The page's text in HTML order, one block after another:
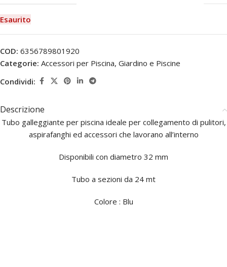
Esaurito
COD: 6356789801920
Categorie: Accessori per Piscina, Giardino e Piscine
Condividi:
Descrizione
Tubo galleggiante per piscina ideale per collegamento di pulitori,
aspirafanghi ed accessori che lavorano all’interno
Disponibili con diametro 32 mm
Tubo a sezioni da 24 mt
Colore : Blu